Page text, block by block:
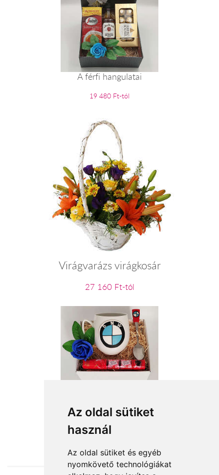
Az oldal sütiket
használ
Az oldal sütiket és egyéb
nyomkövető technológiákat
A férfi hangulatai
19 480 Ft-tól
Virágvarázs virágkosár
27 160 Ft-tól
BMW fanoknak
11 800 Ft-tól